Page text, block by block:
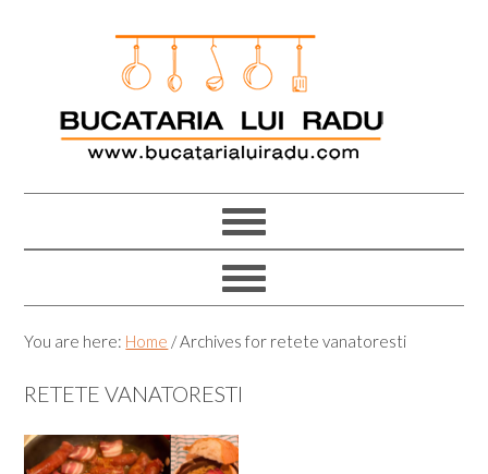
You are here: Home /Archives for retete vanatoresti
RETETE VANATORESTI